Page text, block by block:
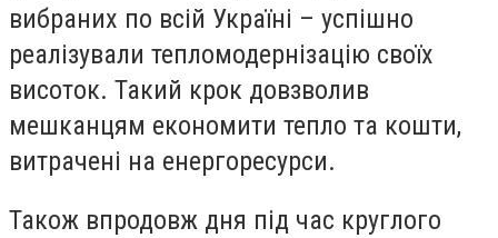
вибраних по всій Україні – успішно
реалізували тепломодернізацію своїх
висоток. Такий крок довзволив
мешканцям економити тепло та кошти,
витрачені на енергоресурси.
Також впродовж дня під час круглого